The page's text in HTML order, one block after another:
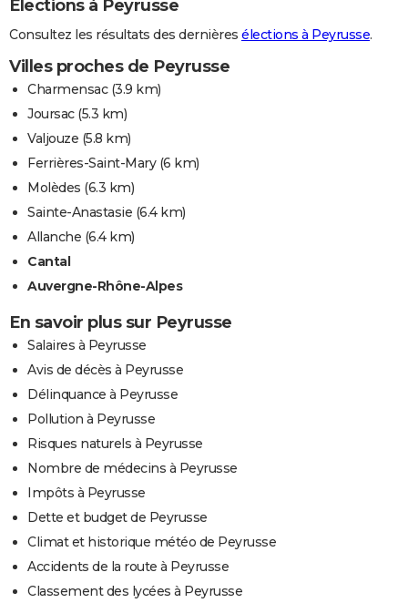
Elections à Peyrusse
Consultez les résultats des dernières élections à Peyrusse.
Villes proches de Peyrusse
Charmensac(3.9 km)
Joursac(5.3 km)
Valjouze (5.8 km)
Ferrières-Saint-Mary(6 km)
Molèdes (6.3 km)
Sainte-Anastasie (6.4 km)
Allanche (6.4 km)
Cantal
Auvergne-Rhône-Alpes
En savoir plus sur Peyrusse
Salaires à Peyrusse
Avis de décès à Peyrusse
Délinquance à Peyrusse
Pollution à Peyrusse
Risques naturels à Peyrusse
Nombre de médecins à Peyrusse
Impôts à Peyrusse
Dette et budget de Peyrusse
Climat et historique météo de Peyrusse
Accidents de la route à Peyrusse
Classement des lycées à Peyrusse